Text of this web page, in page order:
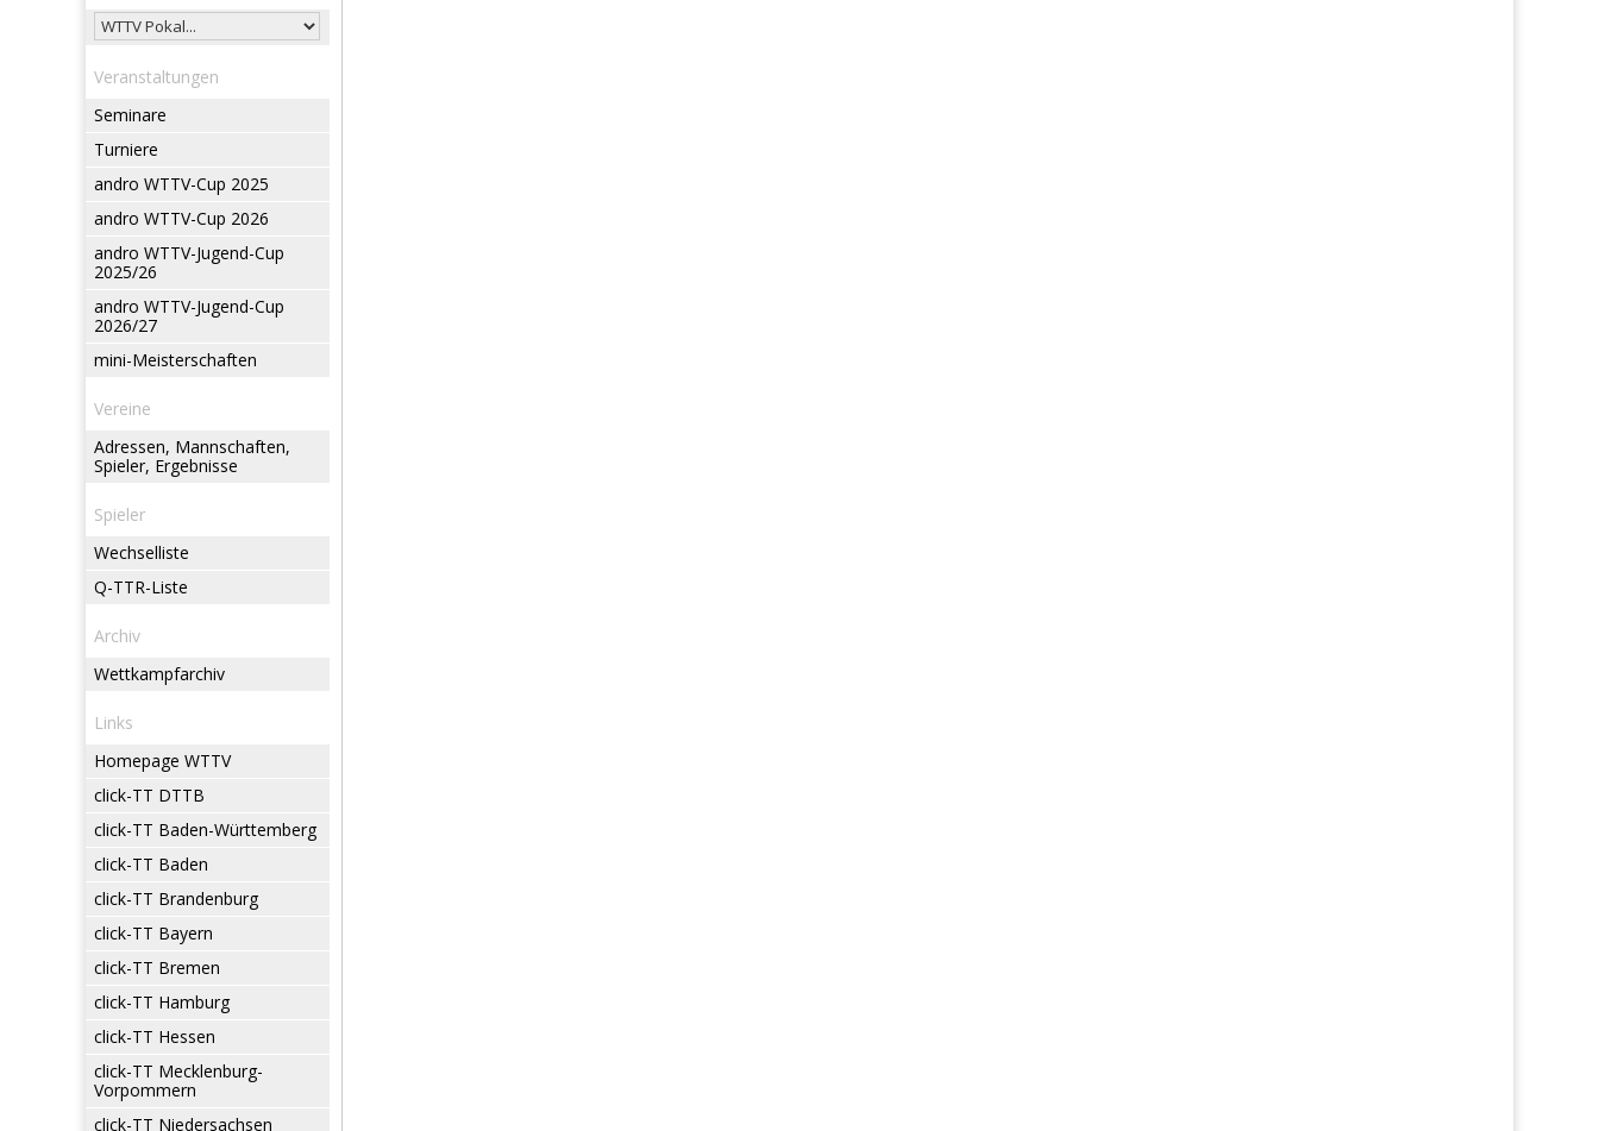
Veranstaltungen
Seminare
Turniere
andro WTTV-Cup 2025
andro WTTV-Cup 2026
andro WTTV-Jugend-Cup
2025/26
andro WTTV-Jugend-Cup
2026/27
mini-Meisterschaften
Vereine
Adressen, Mannschaften,
Spieler, Ergebnisse
Spieler
Wechselliste
Q-TTR-Liste
Archiv
Wettkampfarchiv
Links
Homepage WTTV
click-TT DTTB
click-TT Baden-Württemberg
click-TT Baden
click-TT Brandenburg
click-TT Bayern
click-TT Bremen
click-TT Hamburg
click-TT Hessen
click-TT Mecklenburg-
Vorpommern
click-TT Niedersachsen